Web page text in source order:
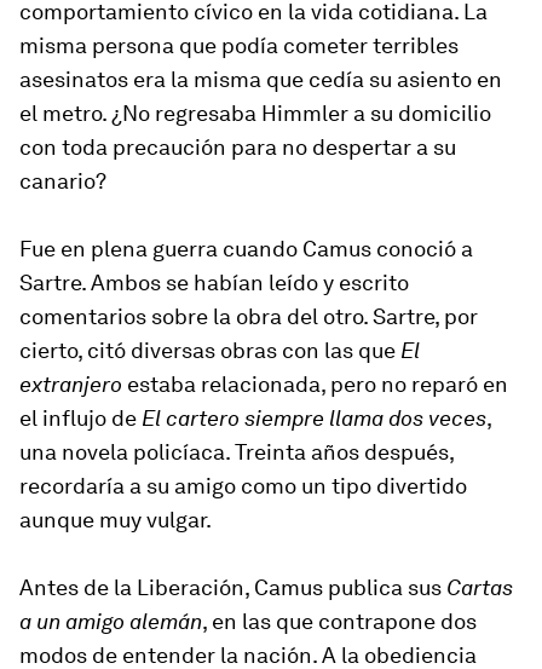
comportamiento cívico en la vida cotidiana. La
misma persona que podía cometer terribles
asesinatos era la misma que cedía su asiento en
el metro. ¿No regresaba Himmler a su domicilio
con toda precaución para no despertar a su
canario?
Fue en plena guerra cuando Camus conoció a
Sartre. Ambos se habían leído y escrito
comentarios sobre la obra del otro. Sartre, por
cierto, citó diversas obras con las que El
extranjero estaba relacionada, pero no reparó en
el influjo de El cartero siempre llama dos veces,
una novela policíaca. Treinta años después,
recordaría a su amigo como un tipo divertido
aunque muy vulgar.
Antes de la Liberación, Camus publica sus Cartas
a un amigo alemán, en las que contrapone dos
modos de entender la nación. A la obediencia